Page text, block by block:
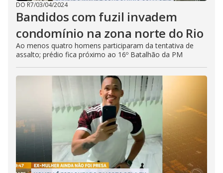
DO R7/03/04/2024
Bandidos com fuzil invadem
condomínio na zona norte do Rio
Ao menos quatro homens participaram da tentativa de
assalto; prédio fica próximo ao 16º Batalhão da PM